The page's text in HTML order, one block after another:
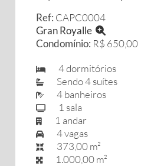
Ref: CAPC0004
Gran Royalle
Condomínio: R$ 650,00
4 dormitórios
Sendo 4 suítes
4 banheiros
1 sala
1 andar
4 vagas
373,00 m²
1.000,00 m²